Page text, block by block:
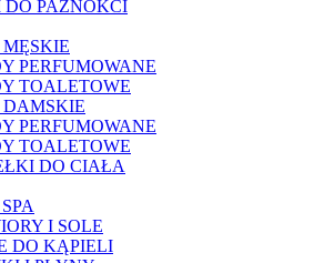
PAZNOKCI
PERFUMOWANE
TOALETOWE
DAMSKIE
PERFUMOWANE
TOALETOWE
DO CIAŁA
I SOLE
DO KĄPIELI